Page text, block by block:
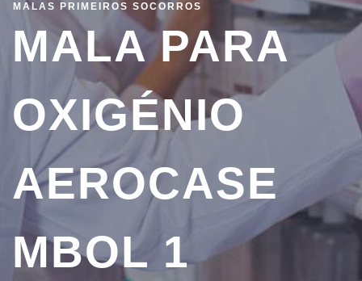
MALAS PRIMEIROS SOCORROS
MALA PARA
OXIGÉNIO
AEROCASE
MBOL 1